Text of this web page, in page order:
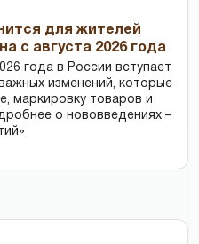
для жителей
с августа 2026 года
года в России вступает
изменений, которые
маркировку товаров и
о нововведениях –